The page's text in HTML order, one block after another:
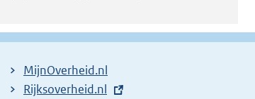
MijnOverheid.nl
E
Rijksoverheid.nl